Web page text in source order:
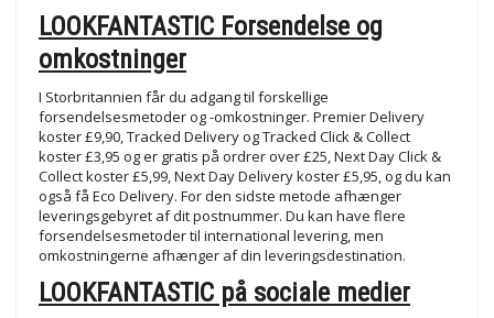
LOOKFANTASTIC Forsendelse og
omkostninger
I Storbritannien får du adgang til forskellige
forsendelsesmetoder og -omkostninger. Premier Delivery
koster £9,90, Tracked Delivery og Tracked Click & Collect
koster £3,95 og er gratis på ordrer over £25, Next Day Click &
Collect koster £5,99, Next Day Delivery koster £5,95, og du kan
også få Eco Delivery. For den sidste metode afhænger
leveringsgebyret af dit postnummer. Du kan have flere
forsendelsesmetoder til international levering, men
omkostningerne afhænger af din leveringsdestination.
LOOKFANTASTIC på sociale medier